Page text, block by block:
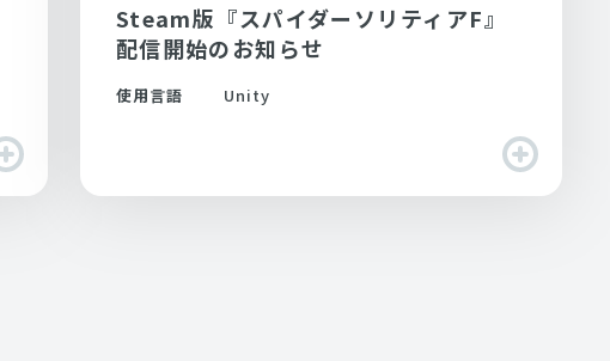
Steam版『スパイダーソリティアF』
配信開始のお知らせ
使用言語 Unity